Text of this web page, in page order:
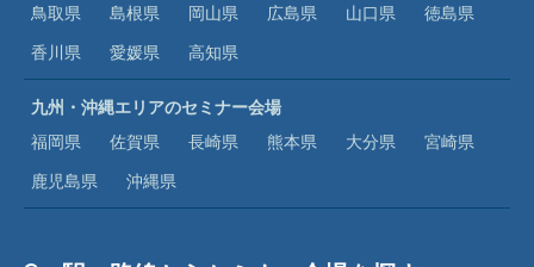
鳥取県
島根県 岡山県 広島県 山口県
徳島県
香川県
愛媛県 高知県
九州・沖縄エリアのセミナー会場
福岡県
佐賀県 長崎県 熊本県 大分県
宮崎県
鹿児島県
沖縄県